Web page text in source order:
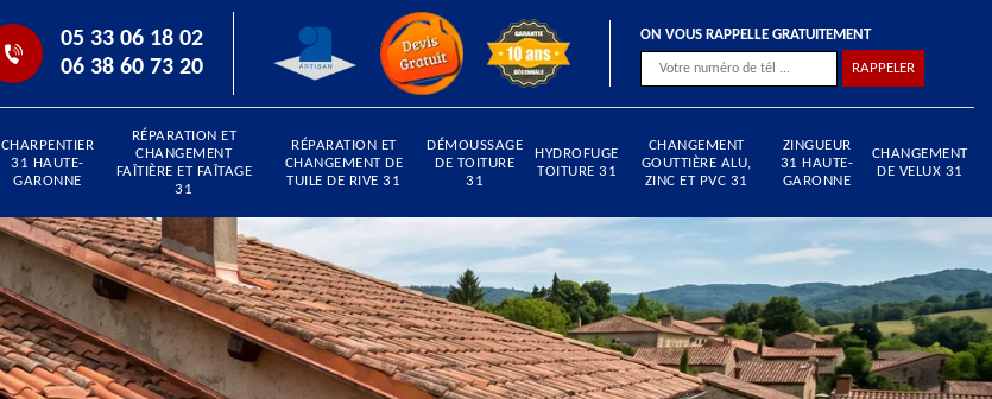
05 33 06 18 02
06 38 60 73 20
ON VOUS RAPPELLE GRATUITEMENT
CHARPENTIER
31 HAUTE-
GARONNE
RÉPARATION ET
CHANGEMENT
FAÎTIÈRE ET FAÎTAGE
31
RÉPARATION ET
CHANGEMENT DE
TUILE DE RIVE 31
DÉMOUSSAGE
DE TOITURE
31
HYDROFUGE
TOITURE 31
CHANGEMENT
GOUTTIÈRE ALU,
ZINC ET PVC 31
ZINGUEUR
31 HAUTE-
GARONNE
CHANGEMENT
DE VELUX 31